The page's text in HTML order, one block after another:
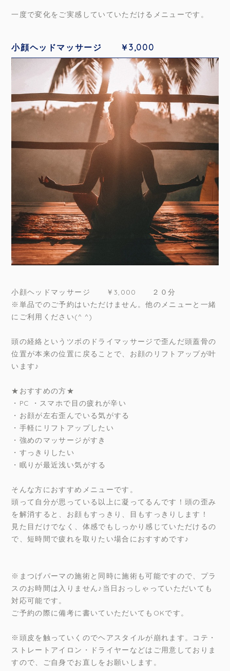
一度で変化をご実感していていただけるメニューです。
小顔ヘッドマッサージ ￥3,000
小顔ヘッドマッサージ ￥3,000 ２０分
※単品でのご予約はいただけません。他のメニューと一緒
にご利用ください(^ ^)
頭の経絡というツボのドライマッサージで歪んだ頭蓋骨の
位置が本来の位置に戻ることで、お顔のリフトアップが叶
います♪
★おすすめの方★
・PC ・スマホで目の疲れが辛い
・お顔が左右歪んでいる気がする
・手軽にリフトアップしたい
・強めのマッサージがすき
・すっきりしたい
・眠りが最近浅い気がする
そんな方におすすめメニューです。
頭って自分が思っている以上に凝ってるんです！頭の歪み
を解消すると、お顔もすっきり、目もすっきりします！
見た目だけでなく、体感でもしっかり感じていただけるの
で、短時間で疲れを取りたい場合におすすめです♪
※まつげパーマの施術と同時に施術も可能ですので、プラ
スのお時間は入りません♪当日おっしゃっていただいても
対応可能です。
ご予約の際に備考に書いていただいてもOKです。
※頭皮を触っていくのでヘアスタイルが崩れます。コテ・
ストレートアイロン・ドライヤーなどはご用意しておりま
すので、ご自身でお直しをお願いします。